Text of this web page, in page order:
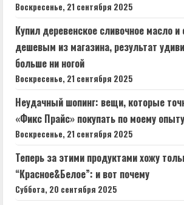
Воскресенье, 21 сентября 2025
Купил деревенское сливочное масло и
дешевым из магазина, результат
больше ни ногой
Воскресенье, 21 сентября 2025
Неудачный шопинг: вещи, которые
«Фикс Прайс» покупать по моему опыту
Воскресенье, 21 сентября 2025
Теперь за этими продуктами хожу
“Красное&Белое”: и вот почему
Суббота, 20 сентября 2025